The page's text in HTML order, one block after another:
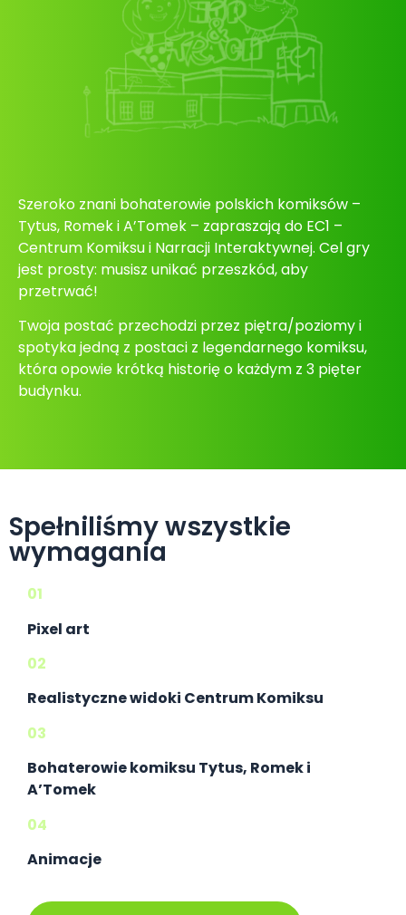
Szeroko znani bohaterowie polskich komiksów –
Tytus, Romek i A’Tomek – zapraszają do EC1 –
Centrum Komiksu i Narracji Interaktywnej. Cel gry
jest prosty: musisz unikać przeszkód, aby
przetrwać!
Twoja postać przechodzi przez piętra/poziomy i
spotyka jedną z postaci z legendarnego komiksu,
która opowie krótką historię o każdym z 3 pięter
budynku.
Spełniliśmy wszystkie
wymagania
01
Pixel art
02
Realistyczne widoki Centrum Komiksu
03
Bohaterowie komiksu Tytus, Romek i
A’Tomek
04
Animacje